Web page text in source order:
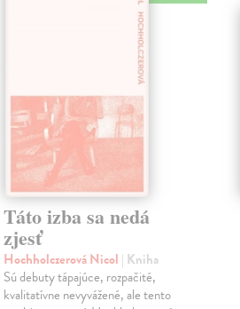
Táto izba sa nedá
zjesť
Hochholczerová Nicol | Kniha
Sú debuty tápajúce, rozpačité,
kvalitatívne nevyvážené, ale tento